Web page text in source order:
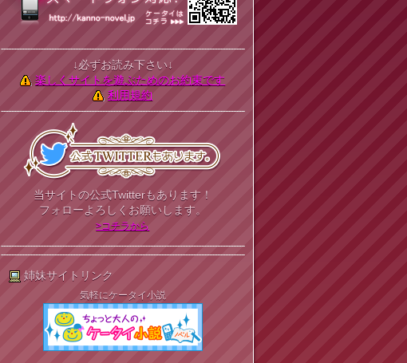
↓必ずお読み下さい↓
楽しくサイトを遊ぶためのお約束です
利用規約
当サイトの公式Twitterもあります！
フォローよろしくお願いします。
>コチラから
姉妹サイトリンク
気軽にケータイ小説